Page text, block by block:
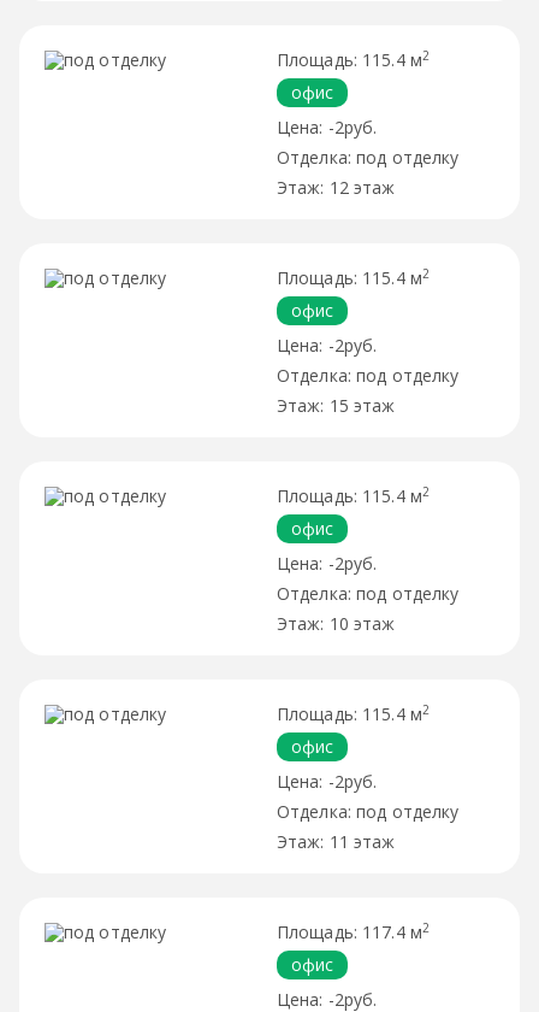
115.4 м2
офис
-2руб.
под отделку
12 этаж
115.4 м2
офис
-2руб.
под отделку
15 этаж
115.4 м2
офис
-2руб.
под отделку
10 этаж
115.4 м2
офис
-2руб.
под отделку
11 этаж
117.4 м2
офис
-2руб.